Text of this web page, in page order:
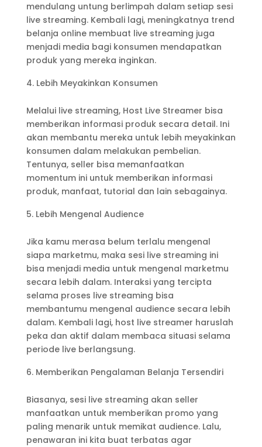
mendulang untung berlimpah dalam setiap sesi
live streaming. Kembali lagi, meningkatnya trend
belanja online membuat live streaming juga
menjadi media bagi konsumen mendapatkan
produk yang mereka inginkan.
Lebih Meyakinkan Konsumen
Melalui live streaming, Host Live Streamer bisa
memberikan informasi produk secara detail. Ini
akan membantu mereka untuk lebih meyakinkan
konsumen dalam melakukan pembelian.
Tentunya, seller bisa memanfaatkan
momentum ini untuk memberikan informasi
produk, manfaat, tutorial dan lain sebagainya.
Lebih Mengenal Audience
Jika kamu merasa belum terlalu mengenal
siapa marketmu, maka sesi live streaming ini
bisa menjadi media untuk mengenal marketmu
secara lebih dalam. Interaksi yang tercipta
selama proses live streaming bisa
membantumu mengenal audience secara lebih
dalam. Kembali lagi, host live streamer haruslah
peka dan aktif dalam membaca situasi selama
periode live berlangsung.
Memberikan Pengalaman Belanja Tersendiri
Biasanya, sesi live streaming akan seller
manfaatkan untuk memberikan promo yang
paling menarik untuk memikat audience. Lalu,
penawaran ini kita buat terbatas agar